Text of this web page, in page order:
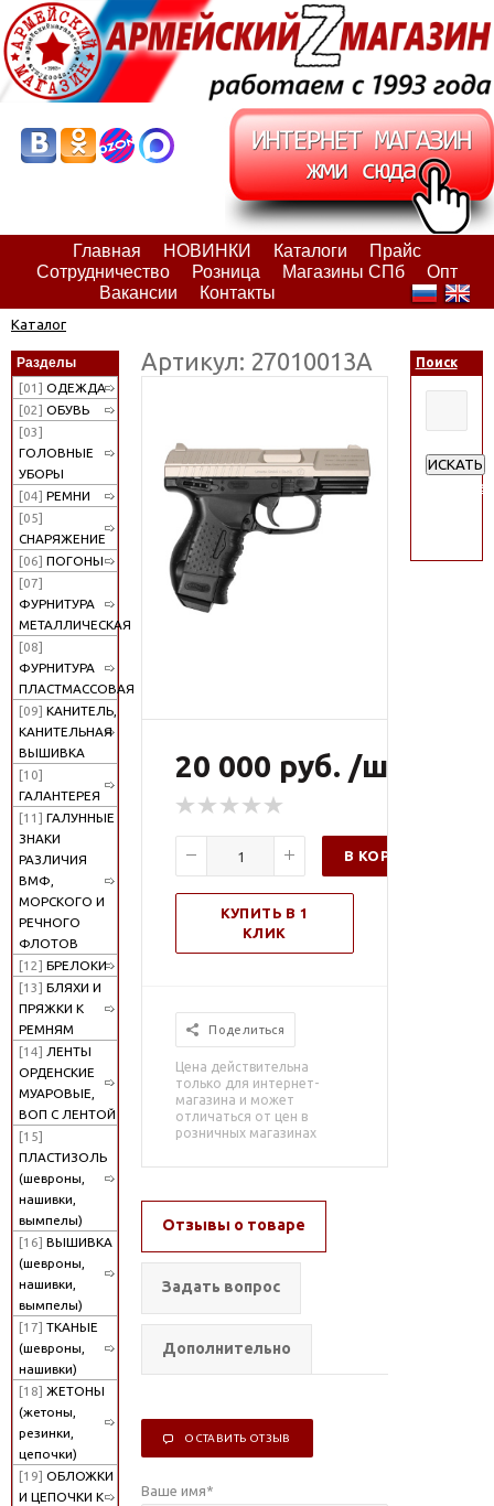
Главная НОВИНКИ Каталоги
Прайс
Сотрудничество
Розница Магазины СПб
Опт
Вакансии
Контакты
Каталог
Разделы
[01] ОДЕЖДА
[02] ОБУВЬ
[03]
ГОЛОВНЫЕ
УБОРЫ
[04] РЕМНИ
[05]
СНАРЯЖЕНИЕ
[06] ПОГОНЫ
[07]
ФУРНИТУРА
МЕТАЛЛИЧЕСКАЯ
[08]
ФУРНИТУРА
ПЛАСТМАССОВАЯ
[09] КАНИТЕЛЬ,
КАНИТЕЛЬНАЯ
ВЫШИВКА
[10]
ГАЛАНТЕРЕЯ
[11] ГАЛУННЫЕ
ЗНАКИ
РАЗЛИЧИЯ
ВМФ,
МОРСКОГО И
РЕЧНОГО
ФЛОТОВ
[12] БРЕЛОКИ
[13] БЛЯХИ И
ПРЯЖКИ К
РЕМНЯМ
[14] ЛЕНТЫ
ОРДЕНСКИЕ
МУАРОВЫЕ,
ВОП С ЛЕНТОЙ
[15]
ПЛАСТИЗОЛЬ
(шевроны,
нашивки,
вымпелы)
[16] ВЫШИВКА
(шевроны,
нашивки,
вымпелы)
[17] ТКАНЫЕ
(шевроны,
нашивки)
[18] ЖЕТОНЫ
(жетоны,
резинки,
цепочки)
[19] ОБЛОЖКИ
И ЦЕПОЧКИ К
Артикул: 27010013А
20 000 руб. /шт
В КОРЗИНУ
КУПИТЬ В 1
КЛИК
Поделиться
Цена действительна
только для интернет-
магазина и может
отличаться от цен в
розничных магазинах
Отзывы о товаре
Задать вопрос
Дополнительно
ОСТАВИТЬ ОТЗЫВ
Ваше имя*
Поиск
ИСКАТЬ